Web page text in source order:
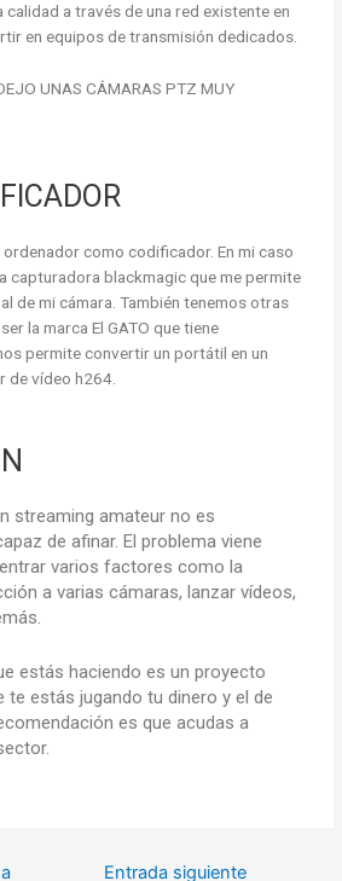
a través de una red existente en
en equipos de transmisión dedicados.
UNAS CÁMARAS PTZ MUY
como codificador. En mi caso
capturadora blackmagic que me permite
de mi cámara. También tenemos otras
la marca El GATO que tiene
permite convertir un portátil en un
vídeo h264.
streaming amateur no es
de afinar. El problema viene
varios factores como la
a varias cámaras, lanzar vídeos,
estás haciendo es un proyecto
te estás jugando tu dinero y el de
es que acudas a
Entrada siguiente